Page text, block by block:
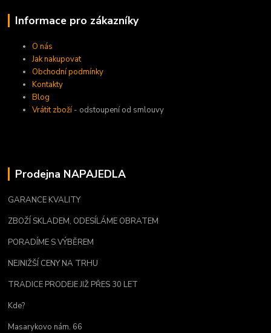
Informace pro zákazníky
O nás
Jak nakupovat
Obchodní podmínky
Kontakty
Blog
Vrátit zboží- odstoupení od smlouvy
Prodejna NAPAJEDLA
GARANCE KVALITY
ZBOŽÍ SKLADEM, ODESÍLÁME OBRATEM
PORADÍME S VÝBĚREM
NEJNIŽŠÍ CENY NA TRHU
TRADICE PRODEJE JIŽ PŘES 30 LET
Kde?
Masarykovo nám. 66